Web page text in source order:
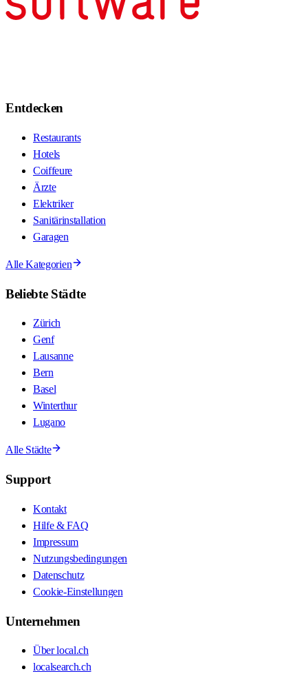
Entdecken
Restaurants
Hotels
Coiffeure
Ärzte
Elektriker
Sanitärinstallation
Garagen
Alle Kategorien
Beliebte Städte
Zürich
Genf
Lausanne
Bern
Basel
Winterthur
Lugano
Alle Städte
Support
Kontakt
Hilfe & FAQ
Impressum
Nutzungsbedingungen
Datenschutz
Cookie-Einstellungen
Unternehmen
Über local.ch
localsearch.ch